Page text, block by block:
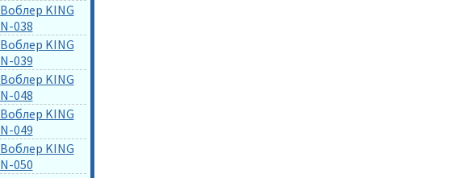
Воблер KING
N-038
Воблер KING
N-039
Воблер KING
N-048
Воблер KING
N-049
Воблер KING
N-050